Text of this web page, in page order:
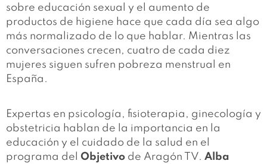
sobre educación sexual y el aumento de
productos de higiene hace que cada día sea algo
más normalizado de lo que hablar. Mientras las
conversaciones crecen, cuatro de cada diez
mujeres siguen sufren pobreza menstrual en
España.
Expertas en psicología, fisioterapia, ginecología y
obstetricia hablan de la importancia en la
educación y el cuidado de la salud en el
programa del Objetivo de Aragón TV. Alba